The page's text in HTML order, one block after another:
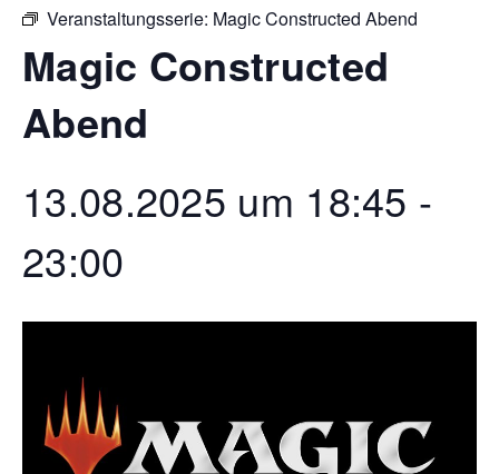
Veranstaltungsserie: Magic Constructed Abend
Magic Constructed
Abend
13.08.2025 um 18:45 -
23:00